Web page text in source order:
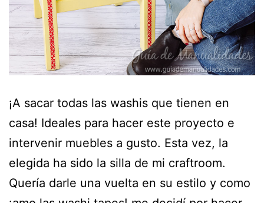
¡A sacar todas las washis que tienen en
casa! Ideales para hacer este proyecto e
intervenir muebles a gusto. Esta vez, la
elegida ha sido la silla de mi craftroom.
Quería darle una vuelta en su estilo y como